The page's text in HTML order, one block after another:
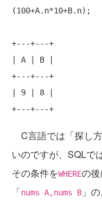
(100+A.n*10+B.n);
+---+---+
| A | B |
+---+---+
| 9 | 8 |
+---+---+
C言語では「探し
いのですが、SQLで
その条件をWHEREの後
「nums A,nums B 」